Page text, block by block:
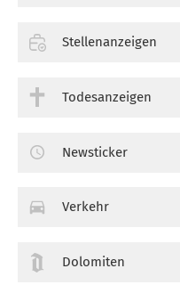
Stellenanzeigen
Todesanzeigen
Newsticker
Verkehr
Dolomiten